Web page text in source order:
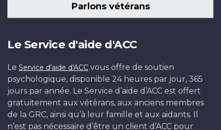
Parlons vétérans
Le Service d'aide d'ACC
Le Service d'aide d'ACC vous offre de soutien
psychologique, disponible 24 heures par jour, 365
jours par année. Le Service d’aide d’ACC est offert
gratuitement aux vétérans, aux anciens membres
de la GRC, ainsi qu’à leur famille et aux aidants. Il
n’est pas nécessaire d’être un client d’ACC pour